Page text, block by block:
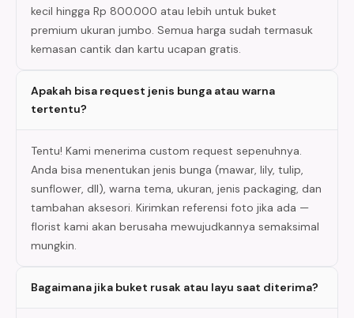
kecil hingga Rp 800.000 atau lebih untuk buket
premium ukuran jumbo. Semua harga sudah termasuk
kemasan cantik dan kartu ucapan gratis.
Apakah bisa request jenis bunga atau warna
tertentu?
Tentu! Kami menerima custom request sepenuhnya.
Anda bisa menentukan jenis bunga (mawar, lily, tulip,
sunflower, dll), warna tema, ukuran, jenis packaging, dan
tambahan aksesori. Kirimkan referensi foto jika ada —
florist kami akan berusaha mewujudkannya semaksimal
mungkin.
Bagaimana jika buket rusak atau layu saat diterima?